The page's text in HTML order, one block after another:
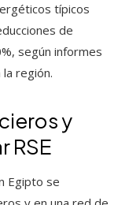
típicos
de
según informes
región.
y
RSE
Egipto se